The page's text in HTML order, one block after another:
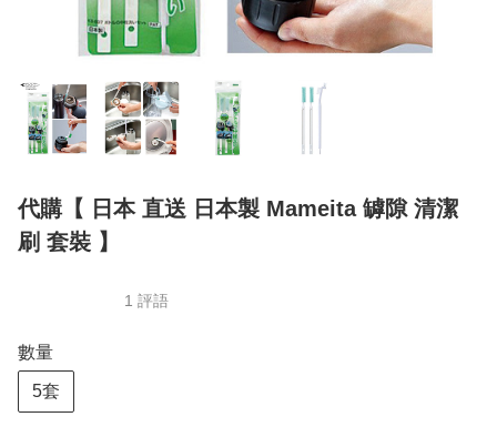
代購【 日本 直送 日本製 Mameita 罅隙 清潔
刷 套裝 】
1 評語
數量
5套